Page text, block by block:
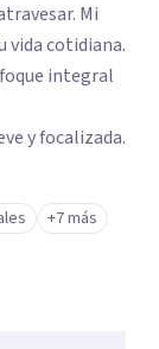
Mi
cotidiana.
integral
y focalizada.
+7 más